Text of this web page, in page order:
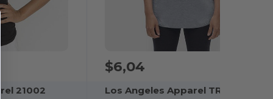
21002
$6,04
Los Angeles Apparel TR3008